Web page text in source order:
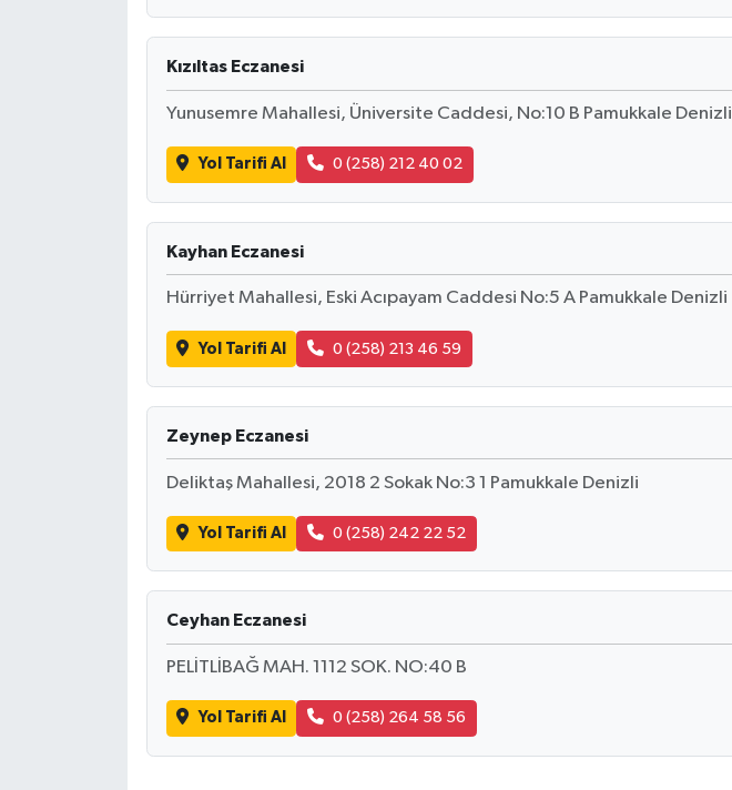
Kızıltas Eczanesi
Yunusemre Mahallesi, Üniversite Caddesi, No:10 B Pamukkale Denizli
Yol Tarifi Al 0 (258) 212 40 02
Kayhan Eczanesi
Hürriyet Mahallesi, Eski Acıpayam Caddesi No:5 A Pamukkale Denizli
Yol Tarifi Al 0 (258) 213 46 59
Zeynep Eczanesi
Deliktaş Mahallesi, 2018 2 Sokak No:3 1 Pamukkale Denizli
Yol Tarifi Al 0 (258) 242 22 52
Ceyhan Eczanesi
PELİTLİBAĞ MAH. 1112 SOK. NO:40 B
Yol Tarifi Al 0 (258) 264 58 56